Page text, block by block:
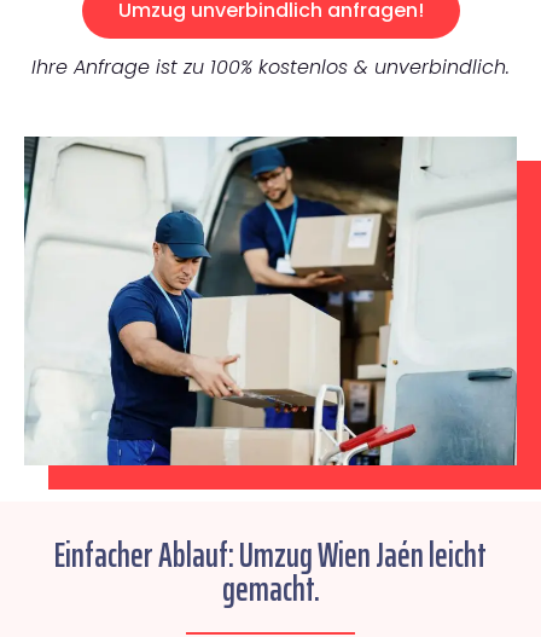
Umzug unverbindlich anfragen!
Ihre Anfrage ist zu 100% kostenlos & unverbindlich.
Einfacher Ablauf: Umzug Wien Jaén leicht
gemacht.